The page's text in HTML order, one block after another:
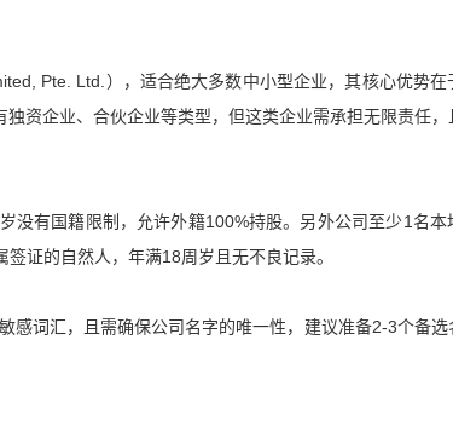
Pte. Ltd.），适合绝大多数中小型企业，其核心优势在
资企业、合伙企业等类型，但这类企业需承担无限责任，
没有国籍限制，允许外籍100%持股。另外公司至少1名本
证的自然人，年满18周岁且无不良记录。
感词汇，且需确保公司名字的唯一性，建议准备2-3个备